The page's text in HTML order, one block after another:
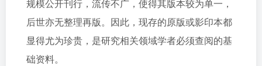
规模公开刊行，流传不广，使得其版本较为单一，
后世亦无整理再版。因此，现存的原版或影印本都
显得尤为珍贵，是研究相关领域学者必须查阅的基
础资料。